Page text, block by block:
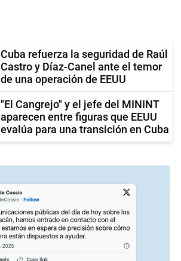
Cuba refuerza la seguridad de Raúl
Castro y Díaz-Canel ante el temor
de una operación de EEUU
"El Cangrejo" y el jefe del MININT
aparecen entre figuras que EEUU
evalúa para una transición en Cuba